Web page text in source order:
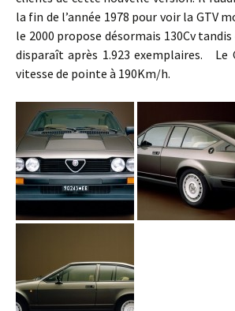
la fin de l’année 1978 pour voir la GTV
le 2000 propose désormais 130Cv
disparaît après 1.923 exemplaires.
Le
vitesse de pointe à 190Km/h.